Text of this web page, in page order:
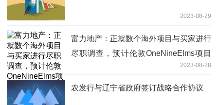
2023-08-29
富力地产：正就数个海外项目与买家进行
尽职调查，预计伦敦OneNineElms项目
2023-08-28
农发行与辽宁省政府签订战略合作协议